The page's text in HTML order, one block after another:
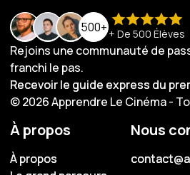
500+ + De 500 Élèves
Rejoins une communauté de
franchi le pas.
Recevoir le guide express du
Recevoir le guide express du
© 2026 Apprendre Le Cinéma -
À propos
À propos
À propos
Nous